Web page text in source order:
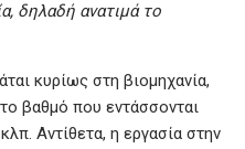
δηλαδή ανατιμά το
κυρίως στη βιομηχανία,
βαθμό που εντάσσονται
Αντίθετα, η εργασία στην